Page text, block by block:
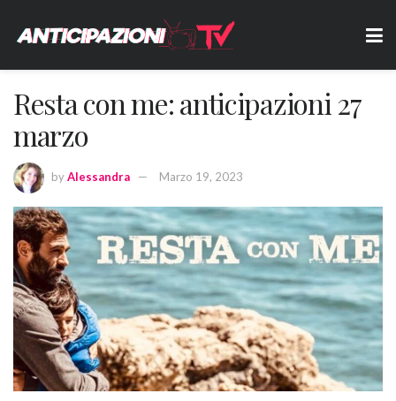
Resta con me: anticipazioni 27
marzo
byAlessandra Marzo 19, 2023